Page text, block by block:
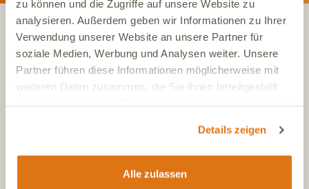
zu können und die Zugriffe auf unsere Website zu
analysieren. Außerdem geben wir Informationen zu Ihrer
Verwendung unserer Website an unsere Partner für
soziale Medien, Werbung und Analysen weiter. Unsere
Partner führen diese Informationen möglicherweise mit
weiteren Daten zusammen, die Sie ihnen bereitgestellt
Details zeigen
Alle zulassen
KONTAKT
Aus der Schweiz, Mo-Fr, 7-17 Uhr